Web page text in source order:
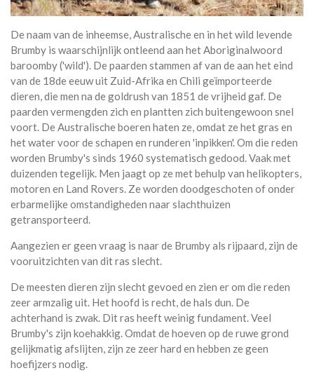
De naam van de inheemse, Australische en in het wild levende
Brumby is waarschijnlijk ontleend aan het Aboriginalwoord
baroomby ('wild'). De paarden stammen af van de aan het eind
van de 18de eeuw uit Zuid-Afrika en Chili geïmporteerde
dieren, die men na de goldrush van 1851 de vrijheid gaf. De
paarden vermengden zich en plantten zich buitengewoon snel
voort. De Australische boeren haten ze, omdat ze het gras en
het water voor de schapen en runderen 'inpikken'. Om die reden
worden Brumby's sinds 1960 systematisch gedood. Vaak met
duizenden tegelijk. Men jaagt op ze met behulp van helikopters,
motoren en Land Rovers. Ze worden doodgeschoten of onder
erbarmelijke omstandigheden naar slachthuizen
getransporteerd.
Aangezien er geen vraag is naar de Brumby als rijpaard, zijn de
vooruitzichten van dit ras slecht.
De meesten dieren zijn slecht gevoed en zien er om die reden
zeer armzalig uit. Het hoofd is recht, de hals dun. De
achterhand is zwak. Dit ras heeft weinig fundament. Veel
Brumby's zijn koehakkig. Omdat de hoeven op de ruwe grond
gelijkmatig afslijten, zijn ze zeer hard en hebben ze geen
hoefijzers nodig.